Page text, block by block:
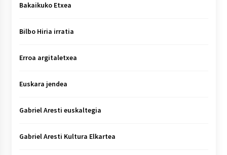
Bakaikuko Etxea
Bilbo Hiria irratia
Erroa argitaletxea
Euskara jendea
Gabriel Aresti euskaltegia
Gabriel Aresti Kultura Elkartea